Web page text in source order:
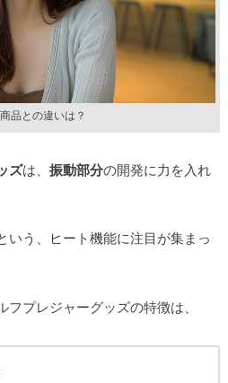
品との違いは？
ズは、 振動部分の開発に力を入れ
いう、ヒート機能に注目が集まっ
プレジャーグッズの特徴は、